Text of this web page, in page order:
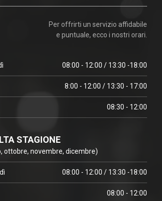
Per offrirti un servizio affidabile
e puntuale, ecco i nostri orari.
08:00 - 12:00 / 13:30 -18:00
8:00 - 12:00 / 13:30 - 17:00
08:30 - 12:00
STAGIONE
ottobre, novembre, dicembre)
08:00 - 12:00 / 13:30 -18:00
08:00 - 12:00